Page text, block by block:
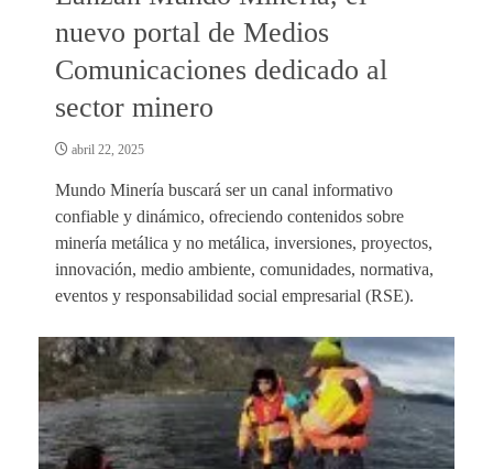
nuevo portal de Medios
Comunicaciones dedicado al
sector minero
abril 22, 2025
Mundo Minería buscará ser un canal informativo
confiable y dinámico, ofreciendo contenidos sobre
minería metálica y no metálica, inversiones, proyectos,
innovación, medio ambiente, comunidades, normativa,
eventos y responsabilidad social empresarial (RSE).